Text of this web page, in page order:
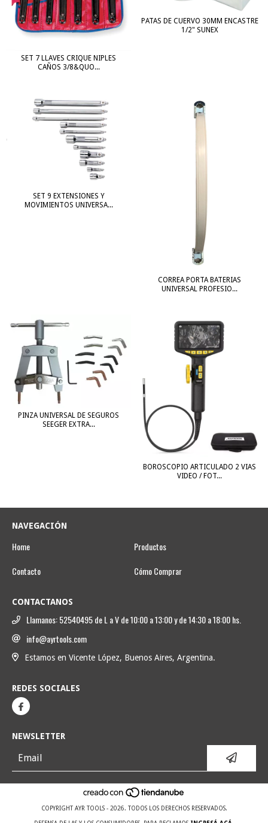
SET 7 LLAVES CRIQUE NIPLES
CAÑOS 3/8&QUO...
PATAS DE CUERVO 30MM ENCASTRE
1/2" SUNEX
SET 9 EXTENSIONES Y
MOVIMIENTOS UNIVERSA...
CORREA PORTA BATERIAS
UNIVERSAL PROFESIO...
PINZA UNIVERSAL DE SEGUROS
SEEGER EXTRA...
BOROSCOPIO ARTICULADO 2 VIAS
VIDEO / FOT...
NAVEGACIÓN
Home
Productos
Contacto
Cómo Comprar
CONTACTANOS
Llamanos: 52540495 de L a V de 10:00 a 13:00 y de 14:30 a 18:00 hs.
info@ayrtools.com
Estamos en Vicente López, Buenos Aires, Argentina.
REDES SOCIALES
NEWSLETTER
COPYRIGHT AYR TOOLS - 2026. TODOS LOS DERECHOS RESERVADOS.